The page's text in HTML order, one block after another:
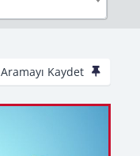
Aramayı Kaydet